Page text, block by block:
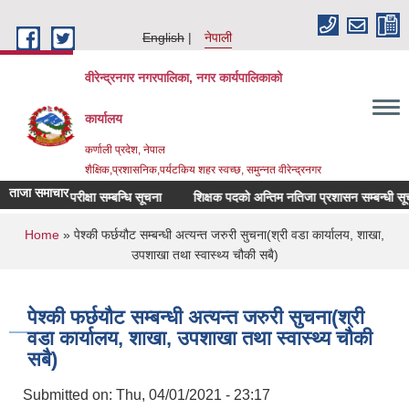
English
नेपाली
वीरेन्द्रनगर नगरपालिका, नगर कार्यपालिकाको
कार्यालय
कर्णाली प्रदेश, नेपाल
शैक्षिक,प्रशासनिक,पर्यटकिय शहर स्वच्छ, समुन्नत वीरेन्द्रनगर
ताजा समाचार
लिखित परीक्षा सम्बन्धि सूचना शिक्षक पदको अन्तिम नतिजा प्रशासन सम्बन्धी सूचना ।
You are here
Home » पेश्की फर्छयौट सम्बन्धी अत्यन्त जरुरी सुचना(श्री वडा कार्यालय, शाखा,
उपशाखा तथा स्वास्थ्य चौकी सबै)
पेश्की फर्छयौट सम्बन्धी अत्यन्त जरुरी सुचना(श्री
वडा कार्यालय, शाखा, उपशाखा तथा स्वास्थ्य चौकी
सबै)
Submitted on: Thu, 04/01/2021 - 23:17